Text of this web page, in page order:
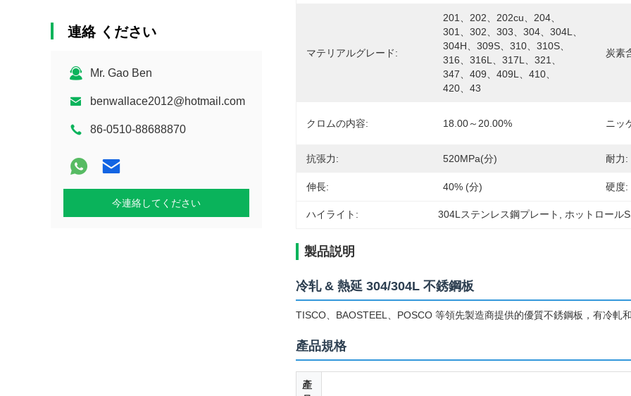
連絡 ください
Mr. Gao Ben
benwallace2012@hotmail.com
86-0510-88688870
今連絡してください
マテリアルグレード:
201、202、202cu、204、
301、302、303、304、304L、
304H、309S、310、310S、
316、316L、317L、321、
347、409、409L、410、
420、43
炭素
クロムの内容: 18.00～20.00% ニッ
抗張力: 520MPa(分) 耐力:
伸長: 40% (分) 硬度:
ハイライト: 304Lステンレス鋼プレート ホットロール
製品説明
冷轧 & 熱延 304/304L 不銹鋼板
TISCO、BAOSTEEL、POSCO 等領先製造商提供的優質不銹鋼板，有冷軋
產品規格
產